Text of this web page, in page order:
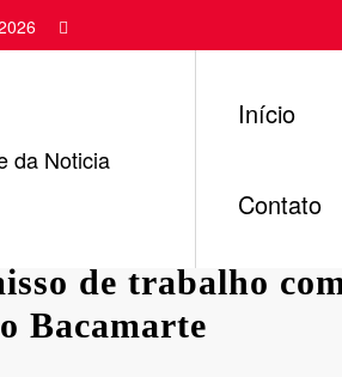
da Noticia
Início
Contato
de trabalho
Bacamarte